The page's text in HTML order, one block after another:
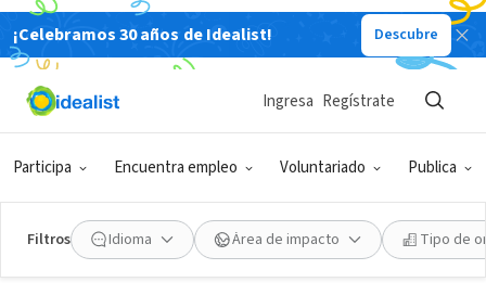
¡Celebramos 30 años de Idealist! Descubre
Participa Encuentra empleo Voluntariado Publica
Ingresa Regístrate
Filtros Idioma Área de impacto Tipo de
ORGANIZACIÓN SIN FIN DE LUCRO
Girls Write Now
Acerca de